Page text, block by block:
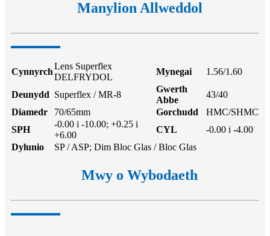
Manylion Allweddol
Cynnyrch
Lens Superflex
DELFRYDOL
Mynegai 1.56/1.60
Deunydd Superflex / MR-8
Gwerth
Abbe
43/40
Diamedr
70/65mm Gorchudd
HMC/SHMC
SPH
-0.00 i -10.00; +0.25 i
+6.00
CYL
-0.00 i -4.00
Dylunio
SP / ASP; Dim Bloc Glas / Bloc Glas
Mwy o Wybodaeth